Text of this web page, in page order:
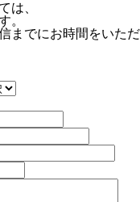
は、
。
までにお時間をいただ